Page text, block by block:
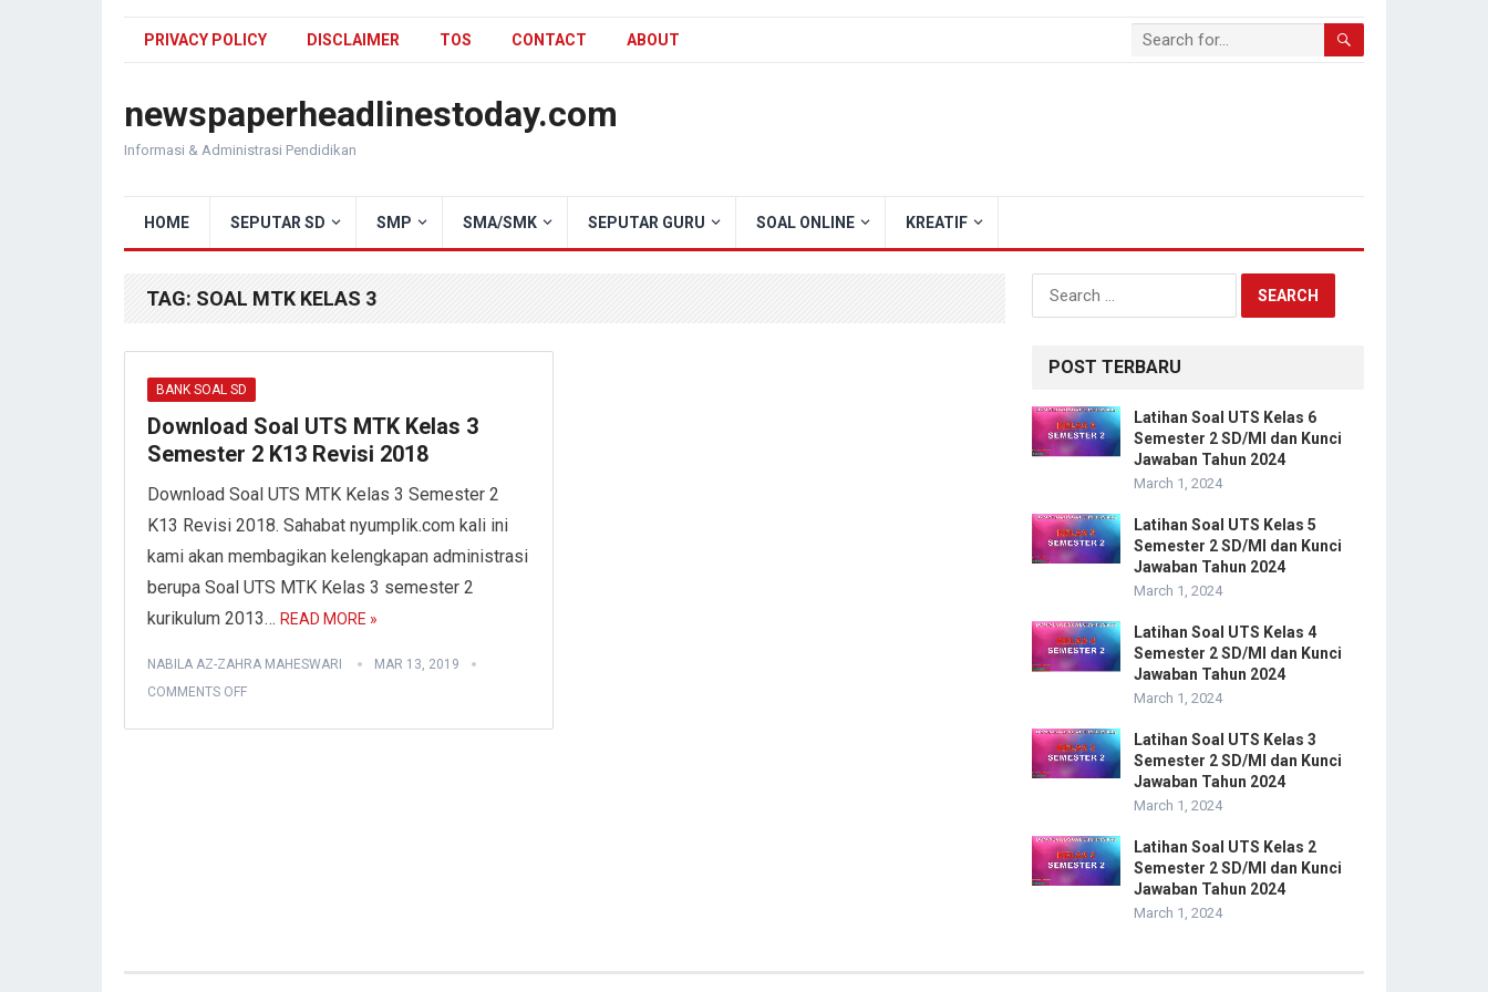
PRIVACY POLICY DISCLAIMER TOS CONTACT ABOUT
newspaperheadlinestoday.com
Informasi & Administrasi Pendidikan
HOME SEPUTAR SD SMP SMA/SMK SEPUTAR GURU SOAL ONLINE KREATIF
TAG: SOAL MTK KELAS 3
BANK SOAL SD
Download Soal UTS MTK Kelas 3
Semester 2 K13 Revisi 2018
Download Soal UTS MTK Kelas 3 Semester 2
K13 Revisi 2018. Sahabat nyumplik.com kali ini
kami akan membagikan kelengkapan administrasi
berupa Soal UTS MTK Kelas 3 semester 2
kurikulum 2013… READ MORE »
NABILA AZ-ZAHRA MAHESWARI
MAR 13, 2019
COMMENTS OFF
Search
for:
POST TERBARU
Latihan Soal UTS Kelas 6
Semester 2 SD/MI dan Kunci
Jawaban Tahun 2024
March 1, 2024
Latihan Soal UTS Kelas 5
Semester 2 SD/MI dan Kunci
Jawaban Tahun 2024
March 1, 2024
Latihan Soal UTS Kelas 4
Semester 2 SD/MI dan Kunci
Jawaban Tahun 2024
March 1, 2024
Latihan Soal UTS Kelas 3
Semester 2 SD/MI dan Kunci
Jawaban Tahun 2024
March 1, 2024
Latihan Soal UTS Kelas 2
Semester 2 SD/MI dan Kunci
Jawaban Tahun 2024
March 1, 2024